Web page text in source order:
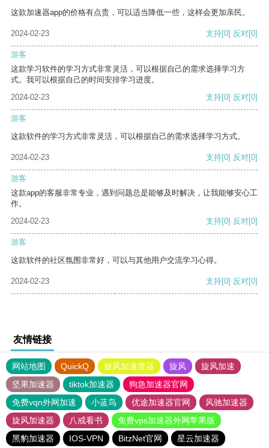
这款加速器app的价格有点贵，可以适当降低一些，这样会更加亲民。
2024-02-23 支持[0] 反对[0]
游客
这款学习软件的学习方式非常灵活，可以根据自己的需求选择学习方
式。我可以根据自己的时间安排学习进度。
2024-02-23
支持[0] 反对[0]
游客
这款软件的学习方式非常灵活，可以根据自己的需求选择学习方式。
2024-02-23 支持[0] 反对[0]
游客
这款app的客服非常专业，遇到问题总是能够及时解决，让我能够安心工
作。
2024-02-23
支持[0] 反对[0]
游客
这款软件的社区氛围非常好，可以与其他用户交流学习心得。
2024-02-23 支持[0] 反对[0]
友情链接
网站地图 QuickQ 旋风加速度器 旋风
旋风加速
坚果加速器
tiktok加速器
狗急加速器官网
免费vqn外网加速
小蓝鸟 优途加速器官网
风驰加速器
旋风加速器
八戒看书
免费vps加速器外网苹果版
黑豹加速器
IOS-VPN BitzNet官网
星云加速器